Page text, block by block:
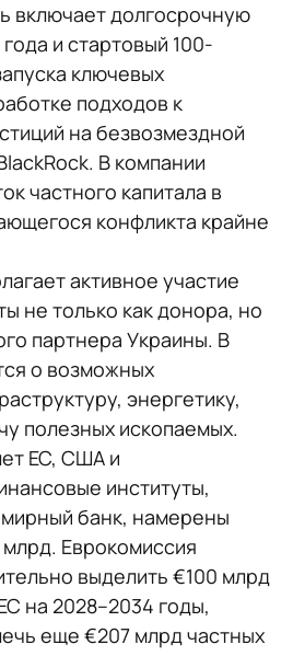
включает долгосрочную
и стартовый 100-
ключевых
подходов к
на безвозмездной
В компании
частного капитала в
конфликта крайне
активное участие
не только как донора, но
партнера Украины. В
о возможных
энергетику,
полезных ископаемых.
ЕС, США и
институты,
банк, намерены
Еврокомиссия
выделить €100 млрд
на 2028–2034 годы,
еще €207 млрд частных